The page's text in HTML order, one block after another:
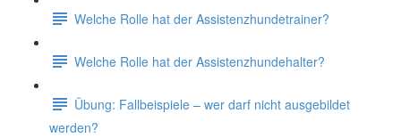
Welche Rolle hat der Assistenzhundetrainer?
Welche Rolle hat der Assistenzhundehalter?
Übung: Fallbeispiele – wer darf nicht ausgebildet
werden?